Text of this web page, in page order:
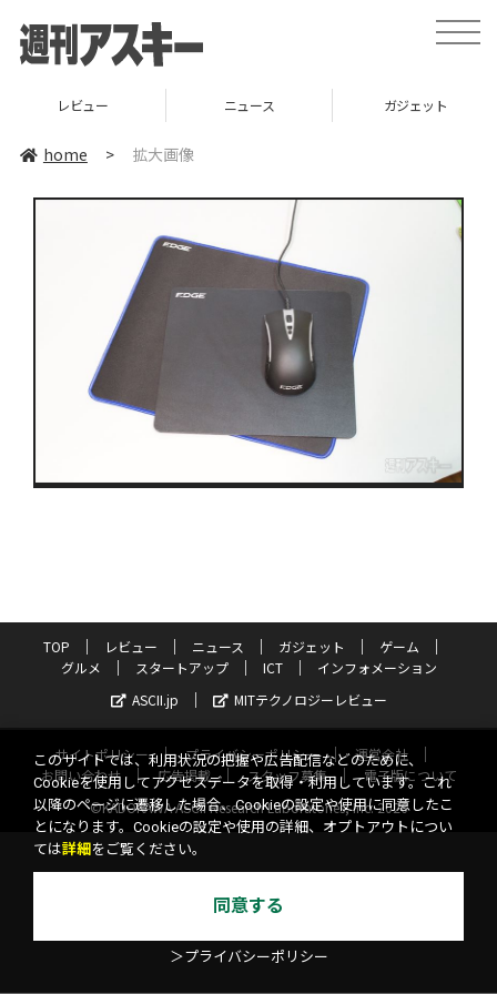
toggle
レビュー ニュース ガジェット
home > 拡大画像
TOP レビュー ニュース ガジェット
ゲーム
グルメ
スタートアップ ICT
インフォメーション
ASCII.jp
MITテクノロジーレビュー
サイトポリシー プライバシーポリシー
運営会社
お問い合わせ
広告掲載 スタッフ募集
電子版について
©KADOKAWA ASCII Research Laboratories, Inc. 2026
このサイトでは、利用状況の把握や広告配信などのために、
Cookieを使用してアクセスデータを取得・利用しています。これ
以降のページに遷移した場合、Cookieの設定や使用に同意したこ
とになります。Cookieの設定や使用の詳細、オプトアウトについ
ては詳細 をご覧ください。
同意する
＞プライバシーポリシー